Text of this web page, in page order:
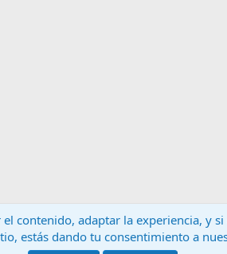
contenido, adaptar la experiencia, y
estás dando tu consentimiento a